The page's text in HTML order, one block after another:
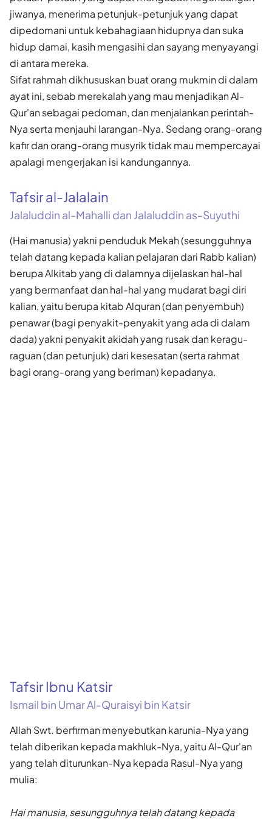
jiwanya, menerima petunjuk-petunjuk yang dapat
dipedomani untuk kebahagiaan hidupnya dan suka
hidup damai, kasih mengasihi dan sayang menyayangi
di antara mereka.
Sifat rahmah dikhususkan buat orang mukmin di dalam
ayat ini, sebab merekalah yang mau menjadikan Al-
Qur'an sebagai pedoman, dan menjalankan perintah-
Nya serta menjauhi larangan-Nya. Sedang orang-orang
kafir dan orang-orang musyrik tidak mau mempercayai
apalagi mengerjakan isi kandungannya.
Tafsir al-Jalalain
Jalaluddin al-Mahalli dan Jalaluddin as-Suyuthi
(Hai manusia) yakni penduduk Mekah (sesungguhnya
telah datang kepada kalian pelajaran dari Rabb kalian)
berupa Alkitab yang di dalamnya dijelaskan hal-hal
yang bermanfaat dan hal-hal yang mudarat bagi diri
kalian, yaitu berupa kitab Alquran (dan penyembuh)
penawar (bagi penyakit-penyakit yang ada di dalam
dada) yakni penyakit akidah yang rusak dan keragu-
raguan (dan petunjuk) dari kesesatan (serta rahmat
bagi orang-orang yang beriman) kepadanya.
Tafsir Ibnu Katsir
Ismail bin Umar Al-Quraisyi bin Katsir
Allah Swt. berfirman menyebutkan karunia-Nya yang
telah diberikan kepada makhluk-Nya, yaitu Al-Qur'an
yang telah diturunkan-Nya kepada Rasul-Nya yang
mulia:
Hai manusia, sesungguhnya telah datang kepada